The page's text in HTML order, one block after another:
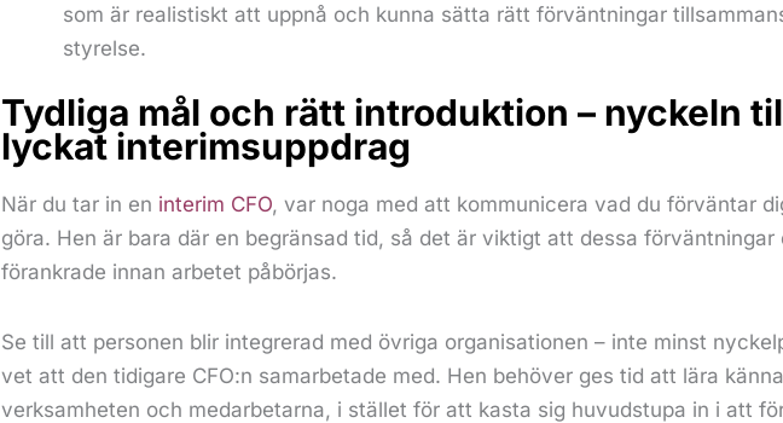
som är realistiskt att uppnå och kunna sätta rätt förväntningar
styrelse.
Tydliga mål och rätt introduktion – nyckeln
lyckat interimsuppdrag
När du tar in en interim CFO, var noga med att kommunicera vad du förväntar
göra. Hen är bara där en begränsad tid, så det är viktigt att dessa förväntningar
förankrade innan arbetet påbörjas.
Se till att personen blir integrerad med övriga organisationen – inte minst
vet att den tidigare CFO:n samarbetade med. Hen behöver ges tid att lära
verksamheten och medarbetarna, i stället för att kasta sig huvudstupa in i att